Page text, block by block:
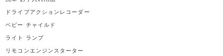
ドライブアクションレコーダー
ベビー チャイルド
ライト ランプ
リモコンエンジンスターター